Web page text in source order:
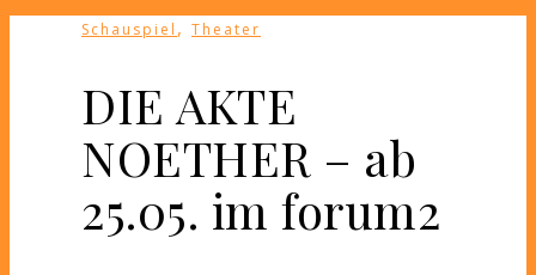
Schauspiel , Theater
DIE AKTE
NOETHER – ab
25.05. im forum2